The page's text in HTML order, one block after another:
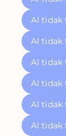
AI tidak
AI tidak
AI tidak
AI tidak
AI tidak
AI tidak